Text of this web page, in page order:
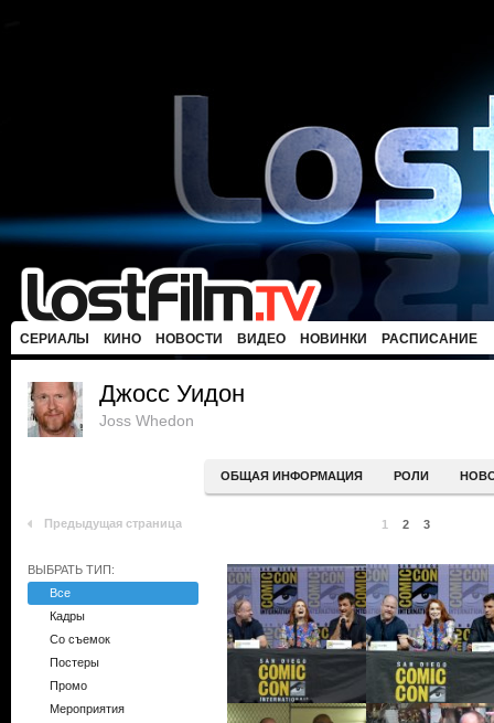
СЕРИАЛЫ КИНО НОВОСТИ ВИДЕО НОВИНКИ РАСПИСАНИЕ
Джосс Уидон
Joss Whedon
ОБЩАЯ ИНФОРМАЦИЯ РОЛИ
Предыдущая страница 1 2 3
ВЫБРАТЬ ТИП:
Все
Кадры
Со съемок
Постеры
Промо
Мероприятия